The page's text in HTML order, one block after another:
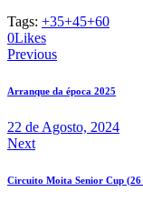
Tags: +35+45+60
0Likes
Previous
Arranque da época 2025
22 de Agosto, 2024
Next
Circuito Moita Senior Cup